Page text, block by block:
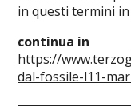
in questi termini
continua in
https://
dal-fossile-l11-